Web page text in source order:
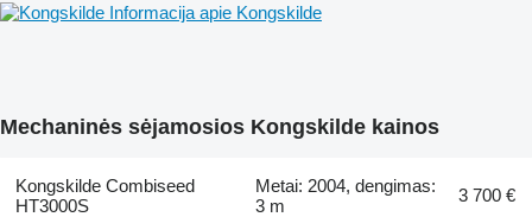
Informacija apie Kongskilde
Mechaninės sėjamosios Kongskilde kainos
Kongskilde Combiseed
HT3000S
Metai: 2004, dengimas:
3 m
3 700 €